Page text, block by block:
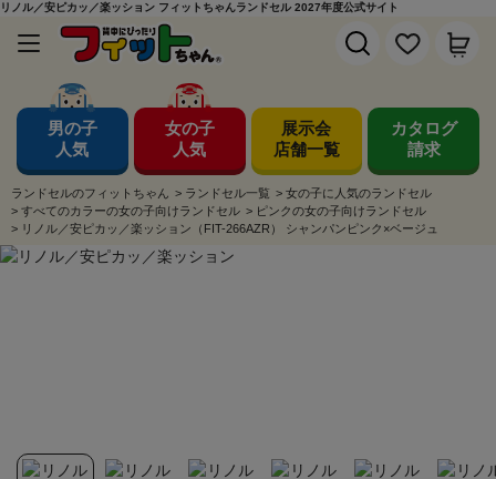
リノル／安ピカッ／楽ッション フィットちゃんランドセル 2027年度公式サイト
男の子
人気
女の子
人気
展示会
店舗一覧
カタログ
請求
ランドセルのフィットちゃん > ランドセル一覧 > 女の子に人気のランドセル
> すべてのカラーの女の子向けランドセル > ピンクの女の子向けランドセル
> リノル／安ピカッ／楽ッション（FIT-266AZR） シャンパンピンク×ベージュ